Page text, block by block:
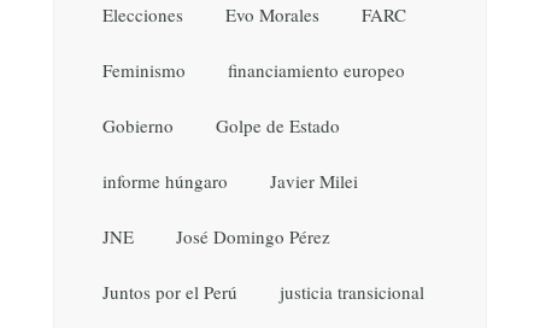
Elecciones Evo Morales FARC
Feminismo financiamiento europeo
Gobierno Golpe de Estado
informe húngaro Javier Milei
JNE José Domingo Pérez
Juntos por el Perú justicia transicional